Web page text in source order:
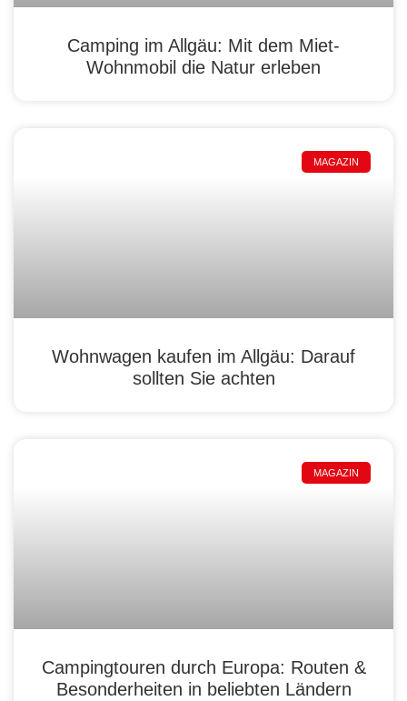
Camping im Allgäu: Mit dem Miet-
Wohnmobil die Natur erleben
MAGAZIN
Wohnwagen kaufen im Allgäu: Darauf
sollten Sie achten
MAGAZIN
Campingtouren durch Europa: Routen &
Besonderheiten in beliebten Ländern